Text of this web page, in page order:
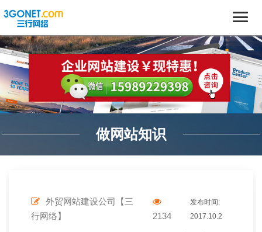
做网站知识
外贸网站建设公司【三
行网络】
2134
发布时间:
2017.10.2